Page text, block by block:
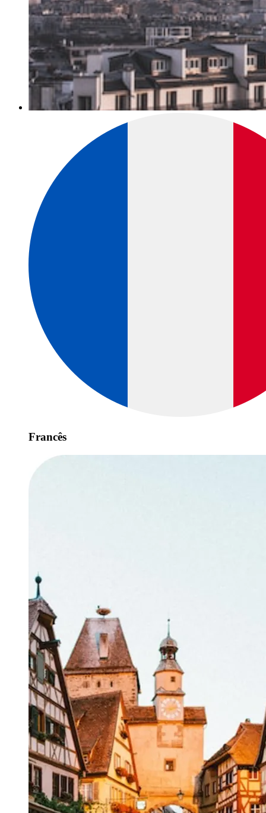
Francês